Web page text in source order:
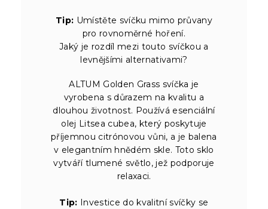
Tip: Umístěte svíčku mimo průvany
pro rovnoměrné hoření.
Jaký je rozdíl mezi touto svíčkou a
levnějšími alternativami?
ALTUM Golden Grass svíčka je
vyrobena s důrazem na kvalitu a
dlouhou životnost. Používá esenciální
olej Litsea cubea, který poskytuje
příjemnou citrónovou vůni, a je balena
v elegantním hnědém skle. Toto sklo
vytváří tlumené světlo, jež podporuje
relaxaci.
Tip: Investice do kvalitní svíčky se